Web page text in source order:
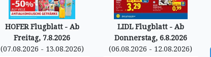
HOFER Flugblatt - Ab
Freitag, 7.8.2026
(07.08.2026 - 13.08.2026)
LIDL Flugblatt - Ab
Donnerstag, 6.8.2026
(06.08.2026 - 12.08.2026)